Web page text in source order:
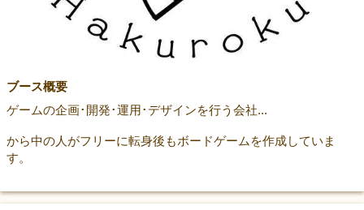
ブース概要
ゲームの企画･開発･運用･デザインを行う会社...
から中の人がフリーに転身後もボードゲームを作成していま
す。